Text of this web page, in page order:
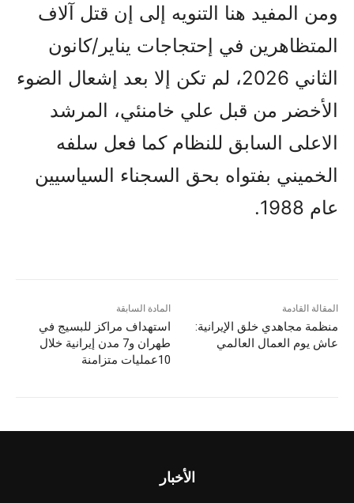
ومن المفيد هنا التنويه إلى إن قتل آلاف
المتظاهرين في إحتجاجات يناير/كانون
الثاني 2026، لم تكن إلا بعد إشعال الضوء
الأخضر من قبل علي خامنئي، المرشد
الاعلى السابق للنظام کما فعل سلفه
الخميني بفتواه بحق السجناء السياسيين
عام 1988.
المادة السابقة
استهداف مراكز للبسيج في
طهران و7 مدن إيرانية خلال
10عمليات متزامنة
المقالة القادمة
منظمة مجاهدي خلق الإيرانية:
عاش يوم العمال العالمي
الأخبار